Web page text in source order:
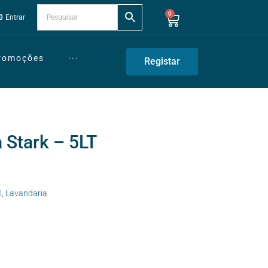
Entrar 0
··· Registar
Stark – 5LT
Lavandaria